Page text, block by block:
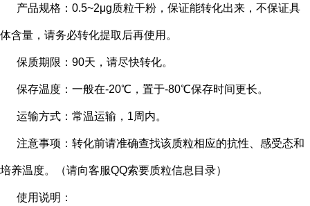
产品规格：0.5~2μg质粒干粉，保证能转化出来，不保证具
体含量，请务必转化提取后再使用。
保质期限：90天，请尽快转化。
保存温度：一般在-20℃，置于-80℃保存时间更长。
运输方式：常温运输，1周内。
注意事项：转化前请准确查找该质粒相应的抗性、感受态和
培养温度。（请向客服QQ索要质粒信息目录）
使用说明：